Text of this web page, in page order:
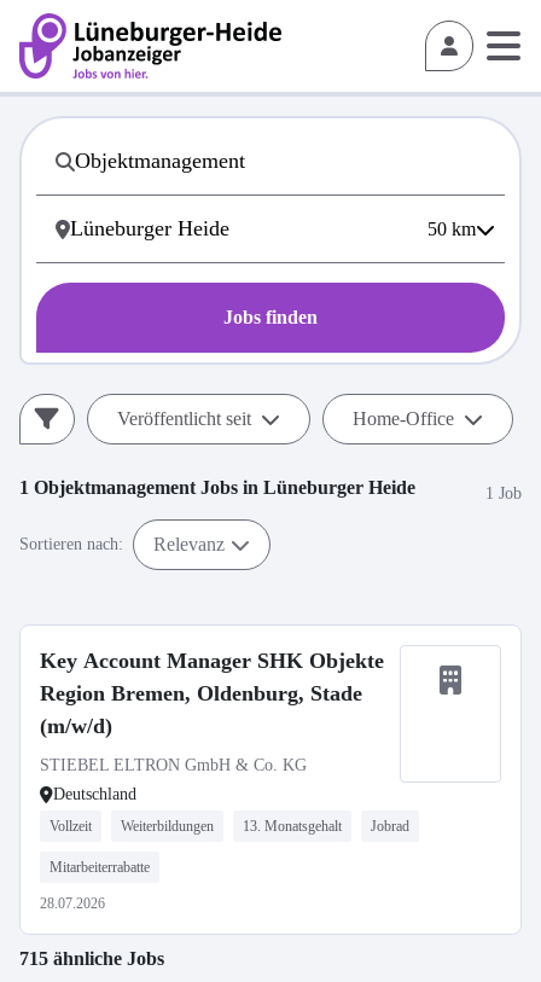
50 km
Jobs finden
Veröffentlicht seit Home-Office
1 Objektmanagement Jobs in Lüneburger Heide 1 Job
Sortieren nach: Relevanz
Key Account Manager SHK Objekte
Region Bremen, Oldenburg, Stade
(m/w/d)
STIEBEL ELTRON GmbH & Co. KG
Deutschland
Vollzeit Weiterbildungen 13. Monatsgehalt Jobrad
Mitarbeiterrabatte
28.07.2026
715 ähnliche Jobs